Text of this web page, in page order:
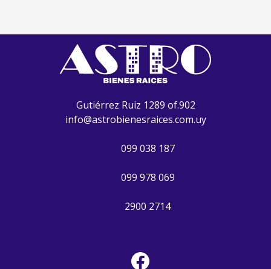
Gutiérrez Ruiz 1289 of.902
info@astrobienesraices.com.uy
099 038 187
099 978 069
2900 2714